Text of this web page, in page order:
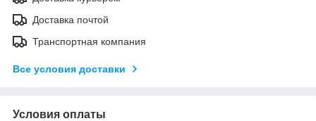
Доставка почтой
Транспортная компания
Все условия доставки
Условия оплаты